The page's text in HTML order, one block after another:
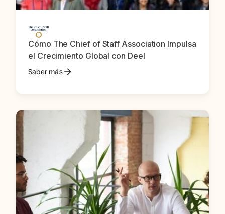
Cómo The Chief of Staff Association Impulsa
el Crecimiento Global con Deel
Saber más